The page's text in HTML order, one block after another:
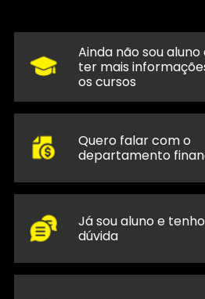
Ainda não sou aluno
ter mais
os cursos
Quero falar com o
departamento
Já sou aluno e
dúvida